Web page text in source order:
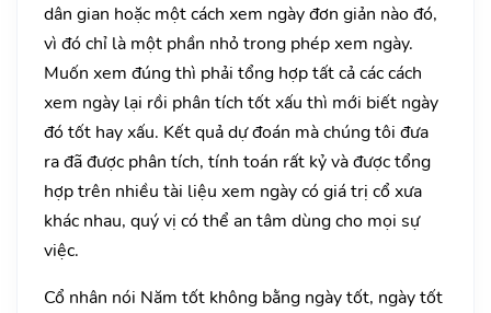
dân gian hoặc một cách xem ngày đơn giản nào đó,
vì đó chỉ là một phần nhỏ trong phép xem ngày.
Muốn xem đúng thì phải tổng hợp tất cả các cách
xem ngày lại rồi phân tích tốt xấu thì mới biết ngày
đó tốt hay xấu. Kết quả dự đoán mà chúng tôi đưa
ra đã được phân tích, tính toán rất kỷ và được tổng
hợp trên nhiều tài liệu xem ngày có giá trị cổ xưa
khác nhau, quý vị có thể an tâm dùng cho mọi sự
việc.
Cổ nhân nói Năm tốt không bằng ngày tốt, ngày tốt